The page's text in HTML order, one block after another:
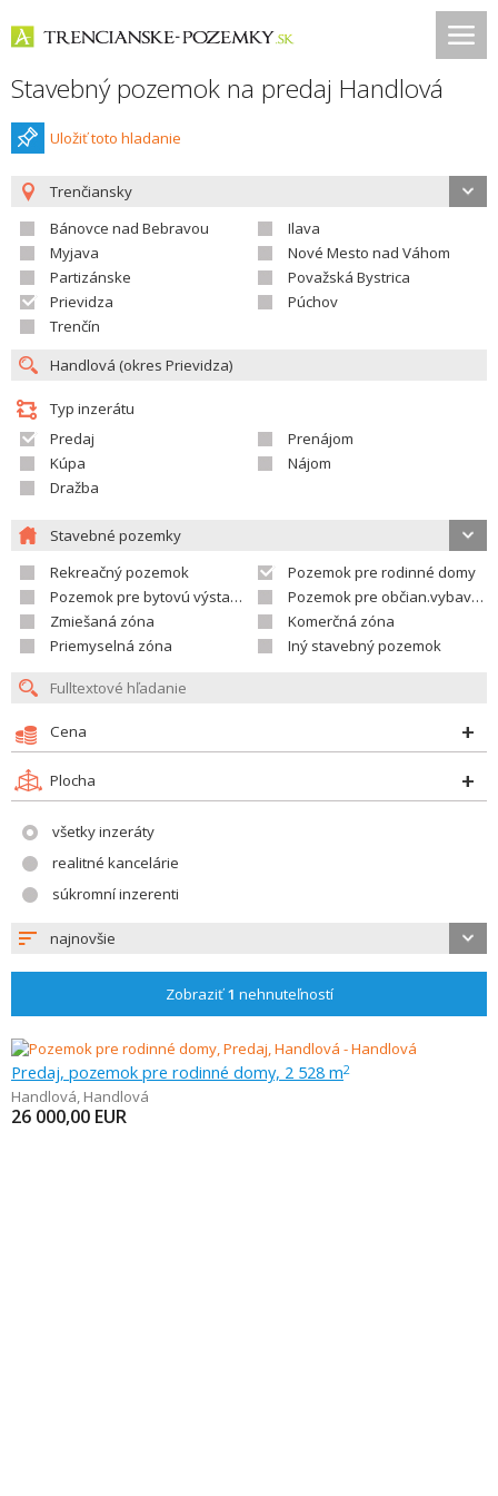
Stavebný pozemok na predaj Handlová
Uložiť toto hladanie
Trenčiansky
Bánovce nad Bebravou
Ilava
Myjava
Nové Mesto nad Váhom
Partizánske
Považská Bystrica
Prievidza
Púchov
Trenčín
Typ inzerátu
Predaj
Prenájom
Kúpa
Nájom
Dražba
Stavebné pozemky
Rekreačný pozemok
Pozemok pre rodinné domy
Pozemok pre bytovú výstavbu
Pozemok pre občian.vybavenosť
Zmiešaná zóna
Komerčná zóna
Priemyselná zóna
Iný stavebný pozemok
Cena
Plocha
všetky inzeráty
realitné kancelárie
súkromní inzerenti
najnovšie
Zobraziť1 nehnuteľností
Predaj, pozemok pre rodinné domy, 2 528 m2
Handlová, Handlová
26 000,00 EUR